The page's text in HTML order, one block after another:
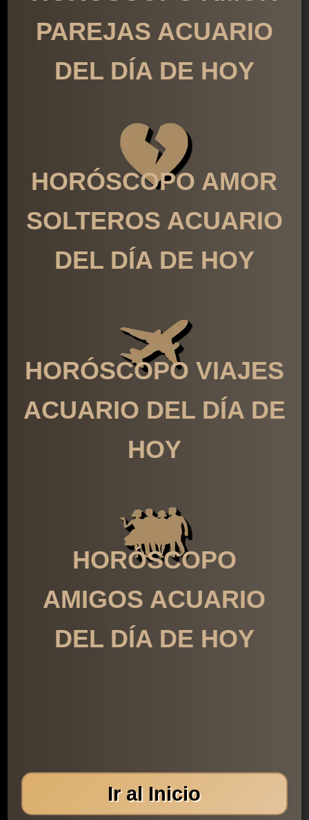
PAREJAS ACUARIO
DEL DÍA DE HOY
HORÓSCOPO AMOR
SOLTEROS ACUARIO
DEL DÍA DE HOY
HORÓSCOPO VIAJES
ACUARIO DEL DÍA DE
HOY
HORÓSCOPO
AMIGOS ACUARIO
DEL DÍA DE HOY
Ir al Inicio